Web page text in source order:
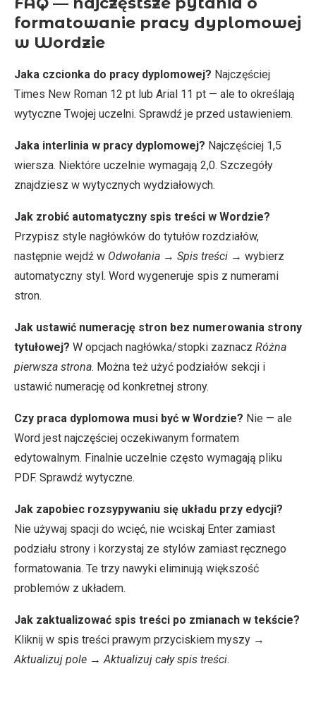
formatowanie pracy dyplomowej
w Wordzie
Jaka czcionka do pracy dyplomowej? Najczęściej
Times New Roman 12 pt lub Arial 11 pt — ale to określają
wytyczne Twojej uczelni. Sprawdź je przed ustawieniem.
Jaka interlinia w pracy dyplomowej? Najczęściej 1,5
wiersza. Niektóre uczelnie wymagają 2,0. Szczegóły
znajdziesz w wytycznych wydziałowych.
Jak zrobić automatyczny spis treści w Wordzie?
Przypisz style nagłówków do tytułów rozdziałów,
następnie wejdź w Odwołania → Spis treści → wybierz
automatyczny styl. Word wygeneruje spis z numerami
stron.
Jak ustawić numerację stron bez numerowania strony
tytułowej? W opcjach nagłówka/stopki zaznacz Różna
pierwsza strona. Można też użyć podziałów sekcji i
ustawić numerację od konkretnej strony.
Czy praca dyplomowa musi być w Wordzie? Nie — ale
Word jest najczęściej oczekiwanym formatem
edytowalnym. Finalnie uczelnie często wymagają pliku
PDF. Sprawdź wytyczne.
Jak zapobiec rozsypywaniu się układu przy edycji?
Nie używaj spacji do wcięć, nie wciskaj Enter zamiast
podziału strony i korzystaj ze stylów zamiast ręcznego
formatowania. Te trzy nawyki eliminują większość
problemów z układem.
Jak zaktualizować spis treści po zmianach w tekście?
Kliknij w spis treści prawym przyciskiem myszy →
Aktualizuj pole → Aktualizuj cały spis treści.